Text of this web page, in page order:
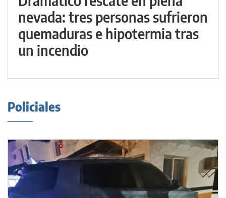
nevada: tres personas sufrieron
quemaduras e hipotermia tras
un incendio
Policiales